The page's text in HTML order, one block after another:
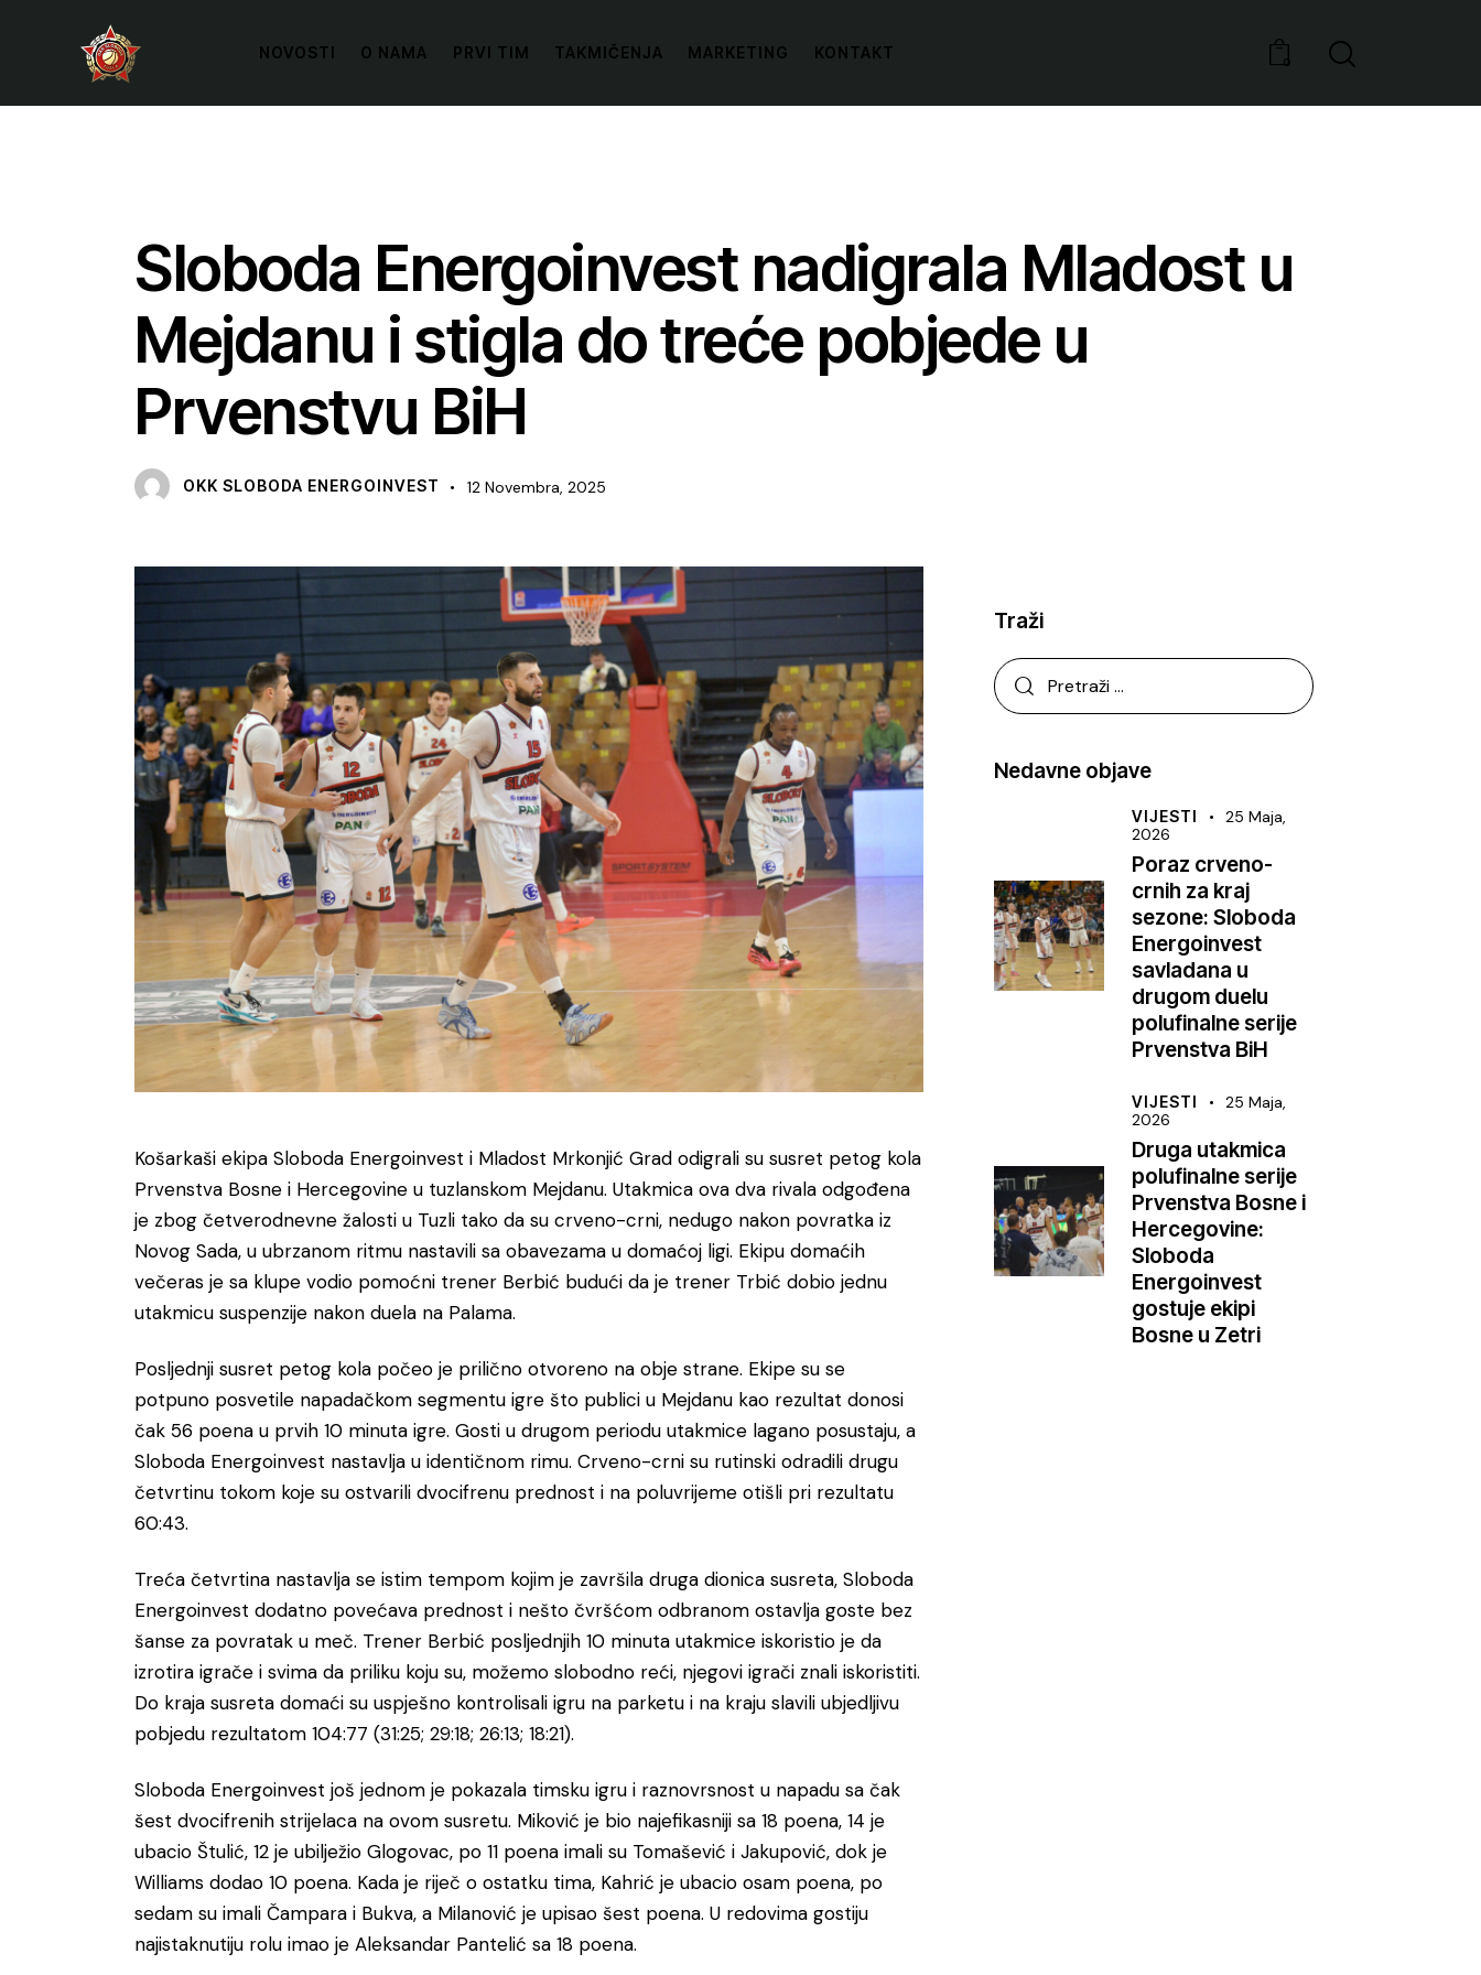
NOVOSTI O NAMA PRVI TIM TAKMIČENJA MARKETING KONTAKT
0
Sloboda Energoinvest nadigrala Mladost u
Mejdanu i stigla do treće pobjede u
Prvenstvu BiH
OKK SLOBODA ENERGOINVEST 12 Novembra, 2025
Košarkaši ekipa Sloboda Energoinvest i Mladost Mrkonjić Grad odigrali su susret petog kola
Prvenstva Bosne i Hercegovine u tuzlanskom Mejdanu. Utakmica ova dva rivala odgođena
je zbog četverodnevne žalosti u Tuzli tako da su crveno-crni, nedugo nakon povratka iz
Novog Sada, u ubrzanom ritmu nastavili sa obavezama u domaćoj ligi. Ekipu domaćih
večeras je sa klupe vodio pomoćni trener Berbić budući da je trener Trbić dobio jednu
utakmicu suspenzije nakon duela na Palama.
Posljednji susret petog kola počeo je prilično otvoreno na obje strane. Ekipe su se
potpuno posvetile napadačkom segmentu igre što publici u Mejdanu kao rezultat donosi
čak 56 poena u prvih 10 minuta igre. Gosti u drugom periodu utakmice lagano posustaju, a
Sloboda Energoinvest nastavlja u identičnom rimu. Crveno-crni su rutinski odradili drugu
četvrtinu tokom koje su ostvarili dvocifrenu prednost i na poluvrijeme otišli pri rezultatu
60:43.
Treća četvrtina nastavlja se istim tempom kojim je završila druga dionica susreta, Sloboda
Energoinvest dodatno povećava prednost i nešto čvršćom odbranom ostavlja goste bez
šanse za povratak u meč. Trener Berbić posljednjih 10 minuta utakmice iskoristio je da
izrotira igrače i svima da priliku koju su, možemo slobodno reći, njegovi igrači znali iskoristiti.
Do kraja susreta domaći su uspješno kontrolisali igru na parketu i na kraju slavili ubjedljivu
pobjedu rezultatom 104:77 (31:25; 29:18; 26:13; 18:21).
Sloboda Energoinvest još jednom je pokazala timsku igru i raznovrsnost u napadu sa čak
šest dvocifrenih strijelaca na ovom susretu. Miković je bio najefikasniji sa 18 poena, 14 je
ubacio Štulić, 12 je ubilježio Glogovac, po 11 poena imali su Tomašević i Jakupović, dok je
Williams dodao 10 poena. Kada je riječ o ostatku tima, Kahrić je ubacio osam poena, po
sedam su imali Čampara i Bukva, a Milanović je upisao šest poena. U redovima gostiju
najistaknutiju rolu imao je Aleksandar Pantelić sa 18 poena.
Traži
Nedavne objave
VIJESTI
25 Maja,
2026
Poraz crveno-
crnih za kraj
sezone: Sloboda
Energoinvest
savladana u
drugom duelu
polufinalne serije
Prvenstva BiH
VIJESTI
25 Maja,
2026
Druga utakmica
polufinalne serije
Prvenstva Bosne i
Hercegovine:
Sloboda
Energoinvest
gostuje ekipi
Bosne u Zetri